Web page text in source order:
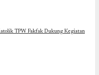
TPW Fakfak Dukung Kegiatan